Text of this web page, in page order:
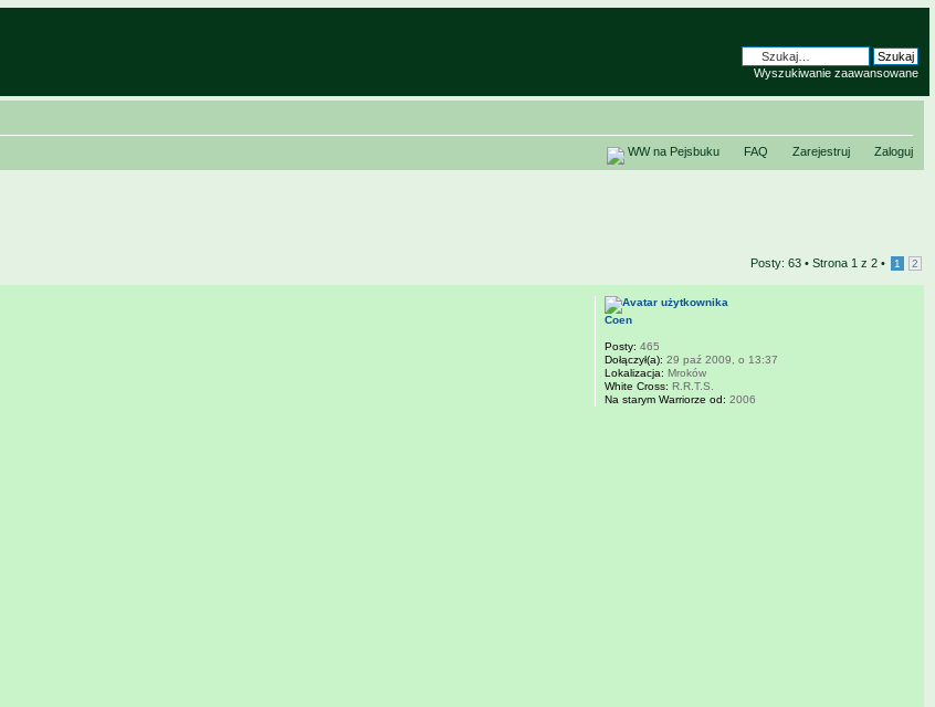
Wyszukiwanie zaawansowane
WW na Pejsbuku FAQ Zarejestruj Zaloguj
Posty: 63 • Strona 1 z 2 • 1 2
Coen
Posty: 465
Dołączył(a): 29 paź 2009, o 13:37
Lokalizacja: Mroków
White Cross: R.R.T.S.
Na starym Warriorze od: 2006